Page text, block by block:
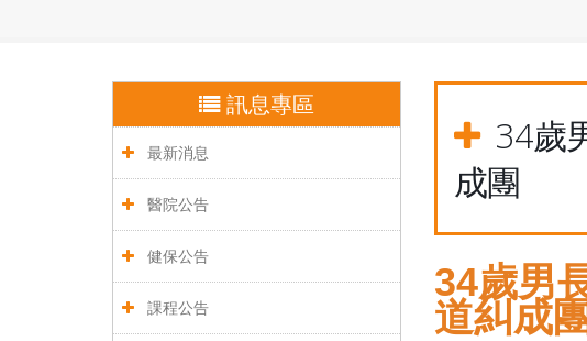
訊息專區
最新消息
醫院公告
健保公告
課程公告
34歲
成團
34歲男
道糾成團